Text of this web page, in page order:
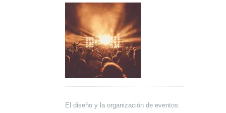
El diseño y la organización de eventos: